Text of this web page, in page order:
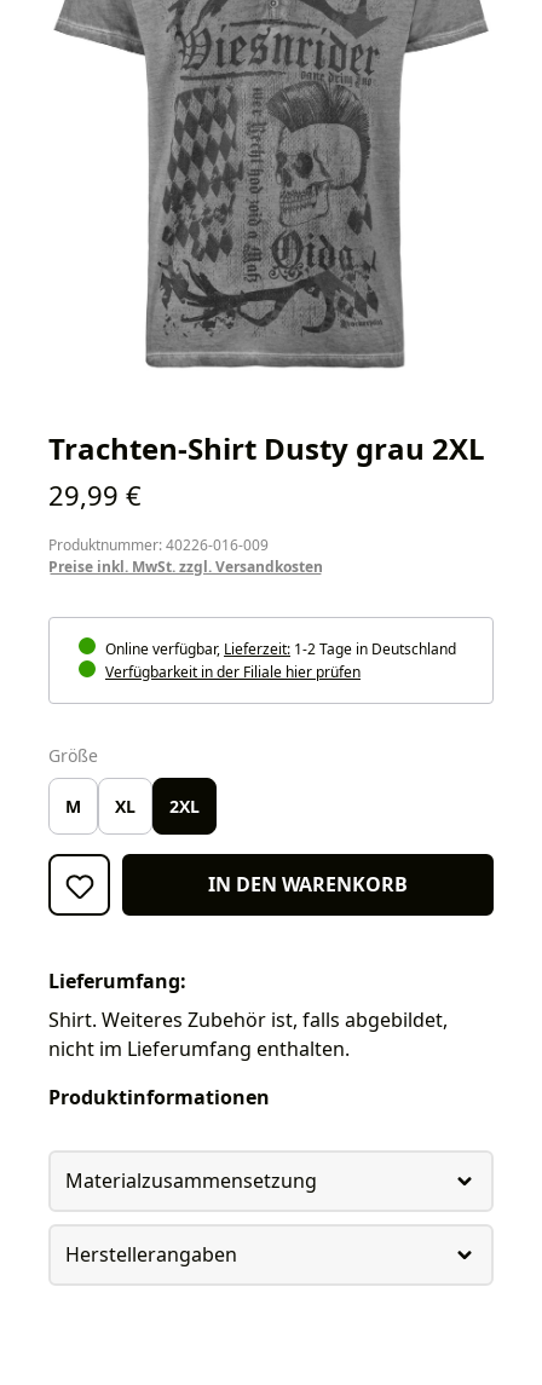
Trachten-Shirt Dusty grau 2XL
Regulärer Preis:
29,99 €
Produktnummer: 40226-016-009
Preise inkl. MwSt. zzgl. Versandkosten
Online verfügbar, Lieferzeit: 1-2 Tage in Deutschland
Verfügbarkeit in der Filiale hier prüfen
Größe
M XL 2XL
IN DEN WARENKORB
Lieferumfang:
Shirt. Weiteres Zubehör ist, falls abgebildet,
nicht im Lieferumfang enthalten.
Produktinformationen
Materialzusammensetzung
Herstellerangaben